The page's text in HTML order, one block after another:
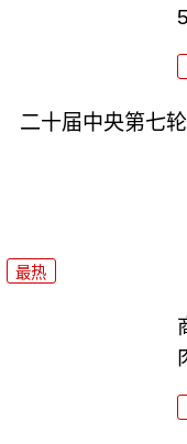
二十届中央第七
最热